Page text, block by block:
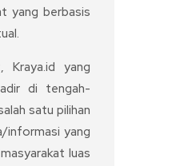
yang berbasis
Kraya.id yang
di tengah-
satu pilihan
informasi yang
luas